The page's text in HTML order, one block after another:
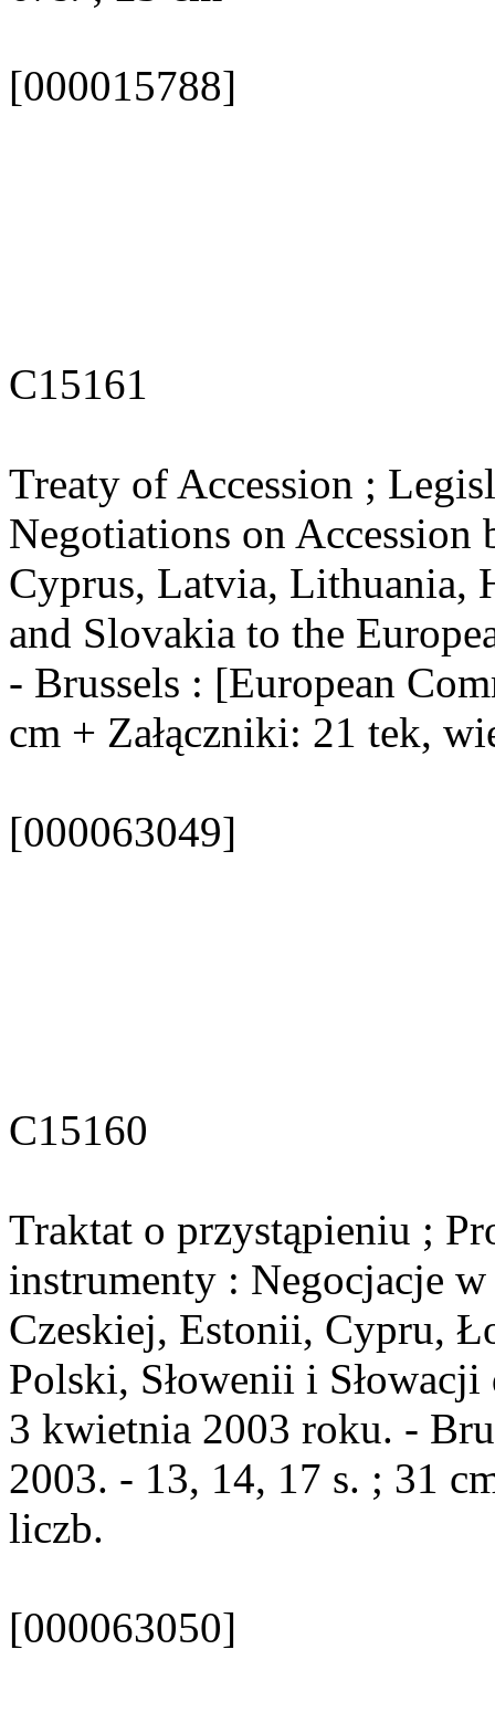
[000015788]
C15161
Treaty of Accession ;
Negotiations on Accession
Cyprus, Latvia, Lithuania,
and Slovakia to the
- Brussels : [European
cm + Załączniki: 21 tek,
[000063049]
C15160
Traktat o przystąpieniu ;
instrumenty : Negocjacje
Czeskiej, Estonii, Cypru,
Polski, Słowenii i
3 kwietnia 2003 roku. -
2003. - 13, 14, 17 s. ; 31
liczb.
[000063050]